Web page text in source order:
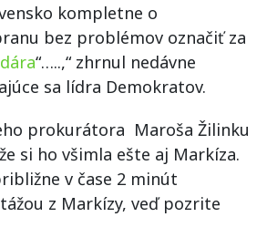
kompletne o
bez problémov označiť za
“…..,“ zhrnul nedávne
sa lídra Demokratov.
prokurátora Maroša Žilinku
si ho všimla ešte aj Markíza.
v čase 2 minút
z Markízy, veď pozrite